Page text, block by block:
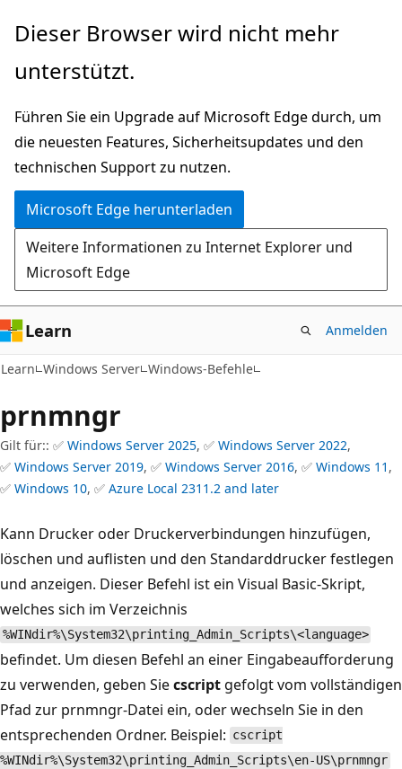
Zu
wechseln
Dieser Browser wird nicht mehr
unterstützt.
Führen Sie ein Upgrade auf Microsoft Edge durch, um
die neuesten Features, Sicherheitsupdates und den
technischen Support zu nutzen.
Microsoft Edge herunterladen
Weitere Informationen zu Internet Explorer und
Microsoft Edge
Learn Anmelden
Learn Windows Server Windows-Befehle
prnmngr
Gilt für:: ✅ Windows Server 2025, ✅ Windows Server 2022,
✅ Windows Server 2019, ✅ Windows Server 2016, ✅ Windows 11 ,
✅ Windows 10, ✅ Azure Local 2311.2 and later
Kann Drucker oder Druckerverbindungen hinzufügen,
löschen und auflisten und den Standarddrucker festlegen
und anzeigen. Dieser Befehl ist ein Visual Basic-Skript,
welches sich im Verzeichnis
%WINdir%\System32\printing_Admin_Scripts\<language>
befindet. Um diesen Befehl an einer Eingabeaufforderung
zu verwenden, geben Siecscript gefolgt vom vollständigen
Pfad zur prnmngr-Datei ein, oder wechseln Sie in den
entsprechenden Ordner. Beispiel: cscript
%WINdir%\System32\printing_Admin_Scripts\en-US\prnmngr